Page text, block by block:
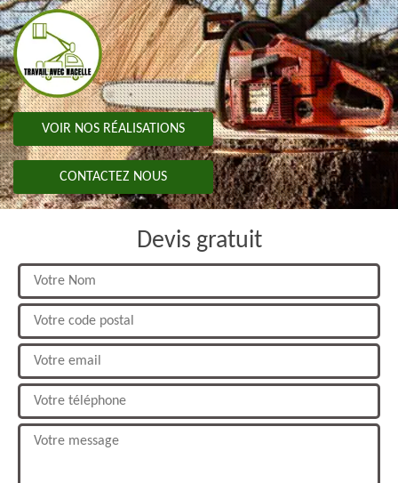
VOIR NOS RÉALISATIONS
CONTACTEZ NOUS
Devis gratuit